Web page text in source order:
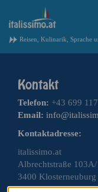
Reisen, Kulinarik, Sprache
Telefon: +43 699
Email:
Kontaktadresse:
italissimo.at
Albrechtstraße 103A/
3400 Klosterneuburg